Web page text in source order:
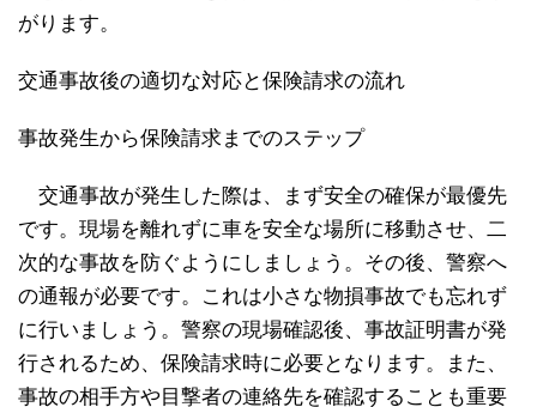
がります。
交通事故後の適切な対応と保険請求の流れ
事故発生から保険請求までのステップ
交通事故が発生した際は、まず安全の確保が最優先
です。現場を離れずに車を安全な場所に移動させ、二
次的な事故を防ぐようにしましょう。その後、警察へ
の通報が必要です。これは小さな物損事故でも忘れず
に行いましょう。警察の現場確認後、事故証明書が発
行されるため、保険請求時に必要となります。また、
事故の相手方や目撃者の連絡先を確認することも重要